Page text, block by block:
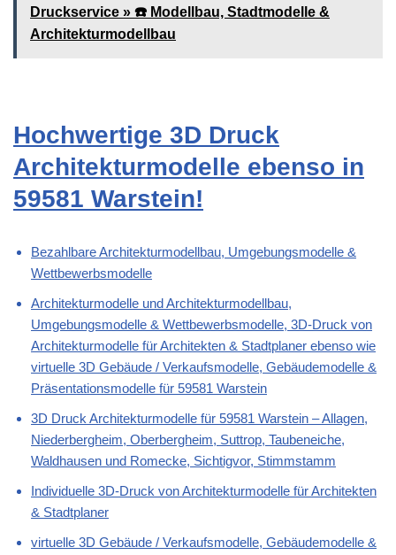
Druckservice » ☎️ Modellbau, Stadtmodelle &
Architekturmodellbau
Hochwertige 3D Druck
Architekturmodelle ebenso in
59581 Warstein!
Bezahlbare Architekturmodellbau, Umgebungsmodelle &
Wettbewerbsmodelle
Architekturmodelle und Architekturmodellbau,
Umgebungsmodelle & Wettbewerbsmodelle, 3D-Druck von
Architekturmodelle für Architekten & Stadtplaner ebenso wie
virtuelle 3D Gebäude / Verkaufsmodelle, Gebäudemodelle &
Präsentationsmodelle für 59581 Warstein
3D Druck Architekturmodelle für 59581 Warstein – Allagen,
Niederbergheim, Oberbergheim, Suttrop, Taubeneiche,
Waldhausen und Romecke, Sichtigvor, Stimmstamm
Individuelle 3D-Druck von Architekturmodelle für Architekten
& Stadtplaner
virtuelle 3D Gebäude / Verkaufsmodelle, Gebäudemodelle &